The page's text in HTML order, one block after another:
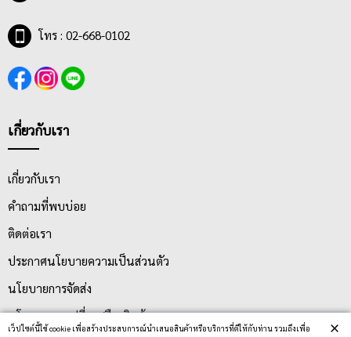
เว็ปไซต์นี้ใช้ cookie เพื่อสร้างประสบการณ์นำเสนอสินค้าหรือบริการที่ดีให้กับท่าน รวมถึงเพื่อ
×
โทร : 02-668-0102
เกี่ยวกับเรา
เกี่ยวกับเรา
คำถามที่พบบ่อย
ติดต่อเรา
ประกาศนโยบายความเป็นส่วนตัว
นโยบายการจัดส่ง
นโยบายการเปลี่ยน/คืน สินค้า